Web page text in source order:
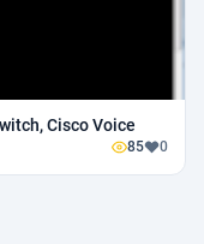
Cisco Voice
85 0